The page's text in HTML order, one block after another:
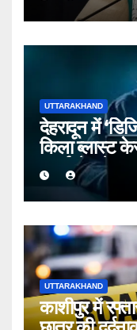
UTTARAKHAND
देहरादून में
किला ब्लास्ट
बुजुर्ग से ठगे ₹13
UTTARAKHAND
काशीपुर में